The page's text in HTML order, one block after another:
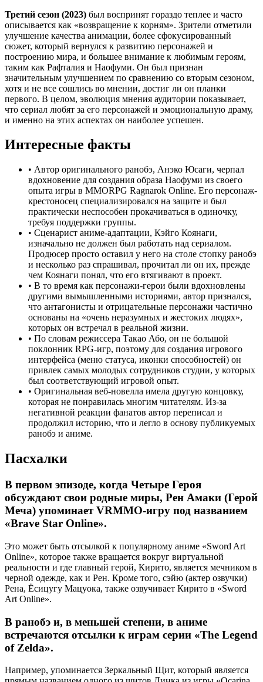
Третий сезон (2023) был воспринят гораздо теплее и часто
описывается как «возвращение к корням». Зрители отметили
улучшение качества анимации, более сфокусированный
сюжет, который вернулся к развитию персонажей и
построению мира, и большее внимание к любимым героям,
таким как Рафталия и Наофуми. Он был признан
значительным улучшением по сравнению со вторым сезоном,
хотя и не все сошлись во мнении, достиг ли он планки
первого. В целом, эволюция мнения аудитории показывает,
что сериал любят за его персонажей и эмоциональную драму,
и именно на этих аспектах он наиболее успешен.
Интересные факты
• Автор оригинального ранобэ, Анэко Юсаги, черпал
вдохновение для создания образа Наофуми из своего
опыта игры в MMORPG Ragnarok Online. Его персонаж-
крестоносец специализировался на защите и был
практически неспособен прокачиваться в одиночку,
требуя поддержки группы.
• Сценарист аниме-адаптации, Кэйго Коянаги,
изначально не должен был работать над сериалом.
Продюсер просто оставил у него на столе стопку ранобэ
и несколько раз спрашивал, прочитал ли он их, прежде
чем Коянаги понял, что его втягивают в проект.
• В то время как персонажи-герои были вдохновлены
другими вымышленными историями, автор признался,
что антагонисты и отрицательные персонажи частично
основаны на «очень неразумных и жестоких людях»,
которых он встречал в реальной жизни.
• По словам режиссера Такао Або, он не большой
поклонник RPG-игр, поэтому для создания игрового
интерфейса (меню статуса, иконки способностей) он
привлек самых молодых сотрудников студии, у которых
был соответствующий игровой опыт.
• Оригинальная веб-новелла имела другую концовку,
которая не понравилась многим читателям. Из-за
негативной реакции фанатов автор переписал и
продолжил историю, что и легло в основу публикуемых
ранобэ и аниме.
Пасхалки
В первом эпизоде, когда Четыре Героя
обсуждают свои родные миры, Рен Амаки (Герой
Меча) упоминает VRMMO-игру под названием
«Brave Star Online».
Это может быть отсылкой к популярному аниме «Sword Art
Online», которое также вращается вокруг виртуальной
реальности и где главный герой, Кирито, является мечником в
черной одежде, как и Рен. Кроме того, сэйю (актер озвучки)
Рена, Ёсицугу Мацуока, также озвучивает Кирито в «Sword
Art Online».
В ранобэ и, в меньшей степени, в аниме
встречаются отсылки к играм серии «The Legend
of Zelda».
Например, упоминается Зеркальный Щит, который является